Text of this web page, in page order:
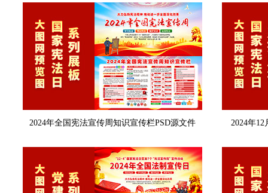
2024年全国宪法宣传周知识宣传栏PSD源文件 2024年